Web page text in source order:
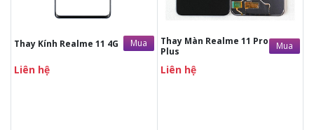
Thay Kính Realme 11 4G Mua
Liên hệ
Bảo hành 12 tháng
Thay Màn Realme 11 Pro
Plus
Mua
Liên hệ
Bảo hành 12 tháng